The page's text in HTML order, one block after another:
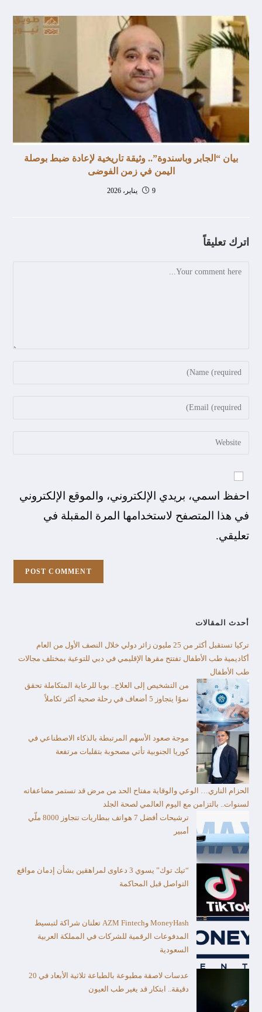
بيان “الجابر وباسندوة”.. وثيقة تاريخية لإعادة ضبط بوصلة
اليمن في زمن الفوضى
9 يناير، 2026
اترك تعليقاً
احفظ اسمي، بريدي الإلكتروني، والموقع الإلكتروني
في هذا المتصفح لاستخدامها المرة المقبلة في
تعليقي.
أحدث المقالات
تركيا تستقبل أكثر من 25 مليون زائر دولي خلال النصف الأول من العام​
أكاديمية طب الأطفال تفتتح مقرها الإقليمي في دبي للتوعية بمختلف مجالات
طب الأطفال
من التشخيص إلى العلاج.. بوبا للرعاية المتكاملة تحقق
نموًا يتجاوز 5 أضعاف في رحلة صحية أكثر تكاملاً
موجة صعود الأسهم المرتبطة بالذكاء الاصطناعي في
كوريا الجنوبية تأتي مصحوبة بتقلبات مرتفعة
الحزام الناري… الوعي والوقاية مفتاح الحد من مرض قد تستمر مضاعفاته
لسنوات.. بالتزامن مع اليوم العالمي لصحة الجلد
ترشيحات أفضل 7 هواتف ببطاريات تتجاوز 8000 ملّي
أمبير
“تيك توك” يسوي 3 دعاوى لمراهقين بشأن إدمان مواقع
التواصل قبل المحاكمة
MoneyHash وAZM Fintech تعلنان شراكة لتبسيط
المدفوعات الرقمية للشركات في المملكة العربية
السعودية
عدسات لاصقة مطبوعة بالطباعة ثلاثية الأبعاد في 20
دقيقة.. ابتكار قد يغير طب العيون